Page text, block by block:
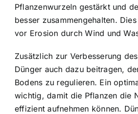
Pflanzenwurzeln gestärkt und
besser zusammengehalten.
vor Erosion durch Wind und
Zusätzlich zur Verbesserung
Dünger auch dazu beitragen,
Bodens zu regulieren. Ein
wichtig, damit die Pflanzen die
effizient aufnehmen können.